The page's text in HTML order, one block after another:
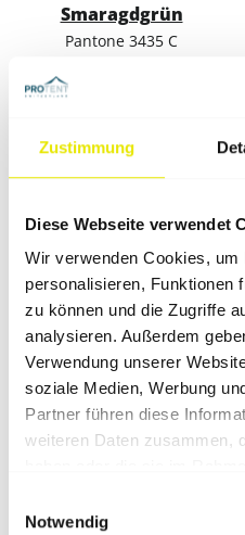
Zustimmung
Diese Webseite verwendet
Wir verwenden Cookies, um
personalisieren, Funktionen
zu können und die Zugriffe
analysieren. Außerdem
Verwendung unserer
soziale Medien, Werbung
Partner führen diese
weiteren Daten zusammen,
Notwendig
Smaragdgrün
Pantone 3435 C
Pantone Cool Gray 11 C